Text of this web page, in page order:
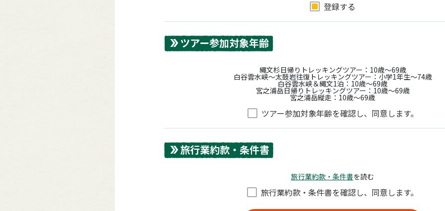
登録する
ツアー参加対象年齢
縄文杉日帰りトレッキングツアー：10歳〜69歳
白谷雲水峡〜太鼓岩往復トレッキングツアー：小学1年生〜74歳
白谷雲水峡＆縄文1泊：10歳〜69歳
宮之浦岳日帰りトレッキングツアー：10歳〜69歳
宮之浦岳縦走：10歳〜69歳
ツアー参加対象年齢を確認し、同意します。
旅行業約款・条件書
旅⾏業約款・条件書を読む
旅⾏業約款・条件書を確認し、同意します。